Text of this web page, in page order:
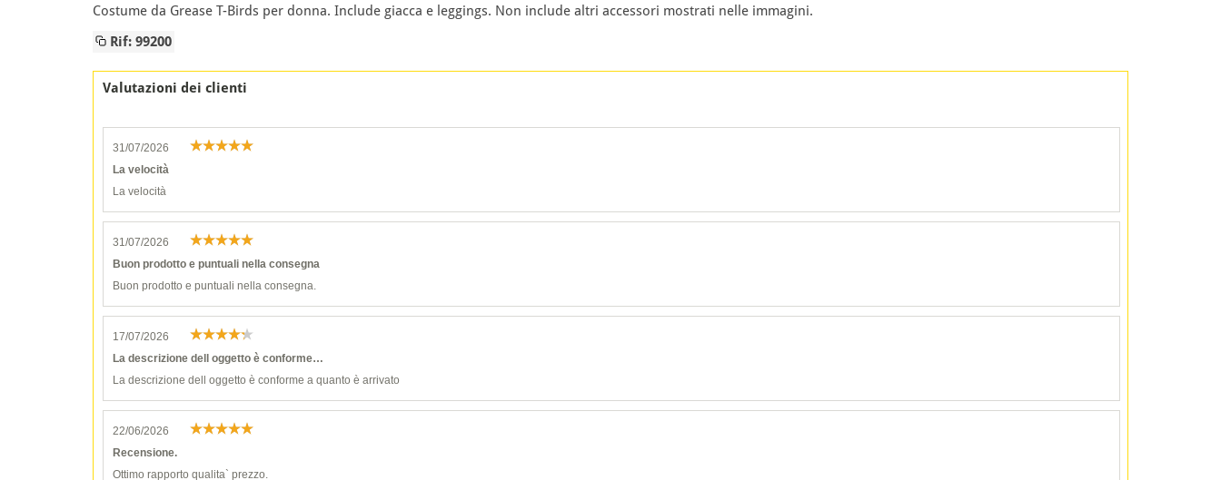
Costume da Grease T-Birds per donna. Include giacca e leggings. Non include altri accessori mostrati nelle immagini.
Rif: 99200
Valutazioni dei clienti
31/07/2026
La velocità
La velocità
31/07/2026
Buon prodotto e puntuali nella consegna
Buon prodotto e puntuali nella consegna.
17/07/2026
La descrizione dell oggetto è conforme…
La descrizione dell oggetto è conforme a quanto è arrivato
22/06/2026
Recensione.
Ottimo rapporto qualita` prezzo.